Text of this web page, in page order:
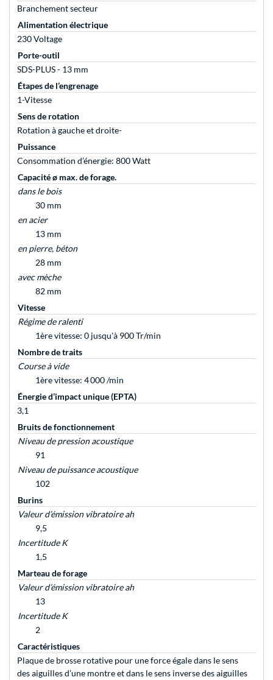
Branchement secteur
Alimentation électrique
230 Voltage
Porte-outil
SDS-PLUS - 13 mm
Étapes de l’engrenage
1-Vitesse
Sens de rotation
Rotation à gauche et droite-
Puissance
Consommation d’énergie: 800 Watt
Capacité ø max. de forage.
dans le bois
30 mm
en acier
13 mm
en pierre, béton
28 mm
avec mèche
82 mm
Vitesse
Régime de ralenti
1ère vitesse: 0 jusqu'à 900 Tr/min
Nombre de traits
Course à vide
1ère vitesse: 4 000 /min
Énergie d’impact unique (EPTA)
3,1
Bruits de fonctionnement
Niveau de pression acoustique
91
Niveau de puissance acoustique
102
Burins
Valeur d’émission vibratoire ah
9,5
Incertitude K
1,5
Marteau de forage
Valeur d’émission vibratoire ah
13
Incertitude K
2
Caractéristiques
Plaque de brosse rotative pour une force égale dans le sens
des aiguilles d’une montre et dans le sens inverse des aiguilles